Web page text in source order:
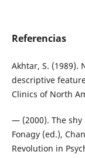
Referencias
Akhtar, S. (1989).
descriptive
Clinics of North
— (2000). The shy
Fonagy (ed.),
Revolution in